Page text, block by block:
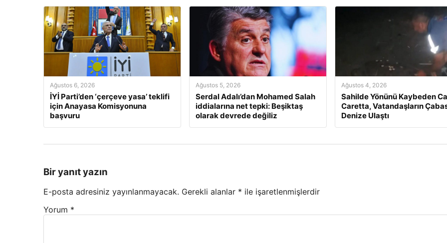
Ağustos 6, 2026
İYİ Parti’den ‘çerçeve yasa’ teklifi
için Anayasa Komisyonuna
başvuru
Ağustos 5, 2026
Serdal Adalı’dan Mohamed Salah
iddialarına net tepki: Beşiktaş
olarak devrede değiliz
Ağustos 4, 2026
Sahilde Yönünü Kaybeden
Caretta, Vatandaşların
Denize Ulaştı
Bir yanıt yazın
E-posta adresiniz yayınlanmayacak. Gerekli alanlar * ile işaretlenmişlerdir
Yorum *